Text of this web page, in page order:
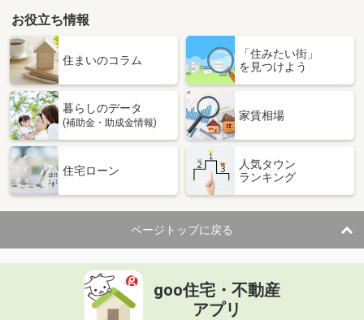
お役立ち情報
住まいのコラム
「住みたい街」
を見つけよう
暮らしのデータ
(補助金・助成金情報)
家賃相場
住宅ローン
人気タウン
ランキング
ページトップに戻る
goo住宅・不動産
アプリ